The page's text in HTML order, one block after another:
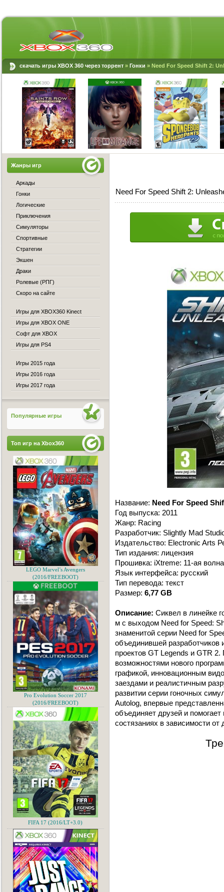
скачать игры XBOX 360 через торрент » Гонки » Need For Speed Shift 2:
Need For Speed Shift 2:
Название: Need For Speed
Год выпуска: 2011
Жанр: Racing
Разработчик: Slightly Mad
Издательство: Electronic Arts
Тип издания: лицензия
Прошивка: iXtreme: 11-ая волна
Язык интерфейса: русский
Тип перевода: текст
Размер: 6,77 GB
Описание: Сиквел в линейке
м с выходом Need for Speed:
знаменитой серии Need for
объединившей разработчиков
проектов GT Legends и GTR 2.
возможностями нового
графикой, инновационным
заездами и реалистичным
развитии серии гоночных
Autolog, впервые
объединяет друзей и
состязаниях в зависимости от
Жанры игр
Аркады
Гонки
Логические
Приключения
Симуляторы
Спортивные
Стратегии
Экшен
Драки
Ролевые (РПГ)
Скоро на сайте
Игры для XBOX360 Kinect
Игры для XBOX ONE
Софт для XBOX
Игры для PS4
Игры 2015 года
Игры 2016 года
Игры 2017 года
Популярные игры
Топ игр на Xbox360
LEGO Marvel’s Avengers
(2016/FREEBOOT)
Pro Evolution Soccer 2017
(2016/FREEBOOT)
FIFA 17 (2016/LT+3.0)